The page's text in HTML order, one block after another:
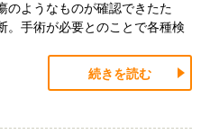
のようなものが確認できたた
。手術が必要とのことで各種検
続きを読む